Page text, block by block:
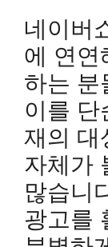
네이버
에 연연
하는 분
이를 단
재의 대
자체가
많습니
광고를